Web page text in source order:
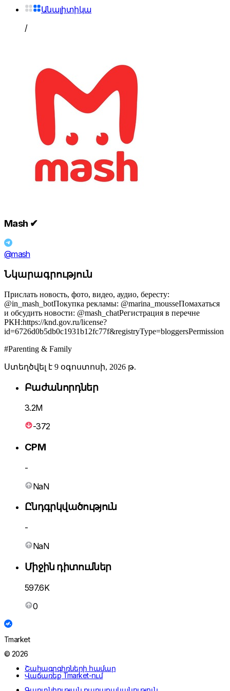
Անալիտիկա
/
Mash ✔
@mash
Նկարագրություն
Прислать новость, фото, видео, аудио, бересту:
@in_mash_botПокупка рекламы: @marina_mousseПомахаться
и обсудить новости: @mash_chatРегистрация в перечне
РКН:https://knd.gov.ru/license?
id=6726d0b5db0c1931b12fc77f&registryType=bloggersPermission
#Parenting & Family
Ստեղծվել է 9 օգոստոսի, 2026 թ.
Բաժանորդներ
3.2M
-372
CPM
-
NaN
Ընդգրկվածություն
-
NaN
Միջին դիտումներ
597.6K
0
Tmarket
© 2026
Շահագրգիռների համար
Վաճառեք Tmarket-ում